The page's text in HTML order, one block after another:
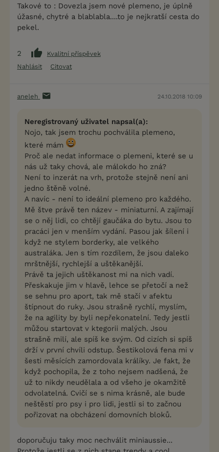
Takové to : Dovezla jsem nové plemeno, je úplně
úžasné, chytré a blablabla....to je nejkratší cesta do
pekel.
2
Kvalitní příspěvek
Nahlásit
Citovat
aneleh 24.10.2018 10:09
Neregistrovaný uživatel napsal(a):
Nojo, tak jsem trochu pochválila plemeno,
které mám
Proč ale nedat informace o plemeni, které se u
nás už taky chová, ale málokdo ho zná?
Není to inzerát na vrh, protože stejně není ani
jedno štěně volné.
A navíc - není to ideální plemeno pro každého.
Mě štve právě ten název - miniaturní. A zajímají
se o něj lidi, co chtějí gaučáka do bytu. Jsou to
pracáci jen v menším vydání. Pasou jak šílení i
když ne stylem borderky, ale velkého
australáka. Jen s tím rozdílem, že jsou daleko
mrštnější, rychlejší a uštěkanější.
Právě ta jejich uštěkanost mi na nich vadí.
Přeskakuje jim v hlavě, lehce se přetočí a než
se sehnu pro aport, tak mě stačí v afektu
štípnout do ruky. Jsou strašně rychlí, myslím,
že na agility by byli nepřekonatelní. Tedy jestli
můžou startovat v ktegorii malých. Jsou
strašně milí, ale spíš ke svým. Od cizích si spíš
drží v první chvíli odstup. Šestikolová fena mi v
šesti měsících zamordovala králíky. Je fakt, že
když pochopila, že z toho nejsem nadšená, že
už to nikdy neudělala a od všeho je okamžitě
odvolatelná. Cvičí se s nima krásně, ale bude
neštěstí pro psy i pro lidi, jestli si to začnou
pořizovat na obcházení domovních bloků.
doporučuju taky moc nechválit miniaussie...